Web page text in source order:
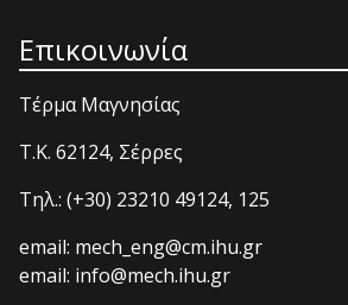
Επικοινωνία
Τέρμα Μαγνησίας
T.K. 62124, Σέρρες
Τηλ.: (+30) 23210 49124, 125
email: mech_eng@cm.ihu.gr
email: info@mech.ihu.gr